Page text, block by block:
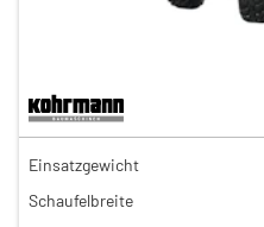
173,00 €
145,00 €
120,00 €
Einsatzgewicht
Schaufelbreite